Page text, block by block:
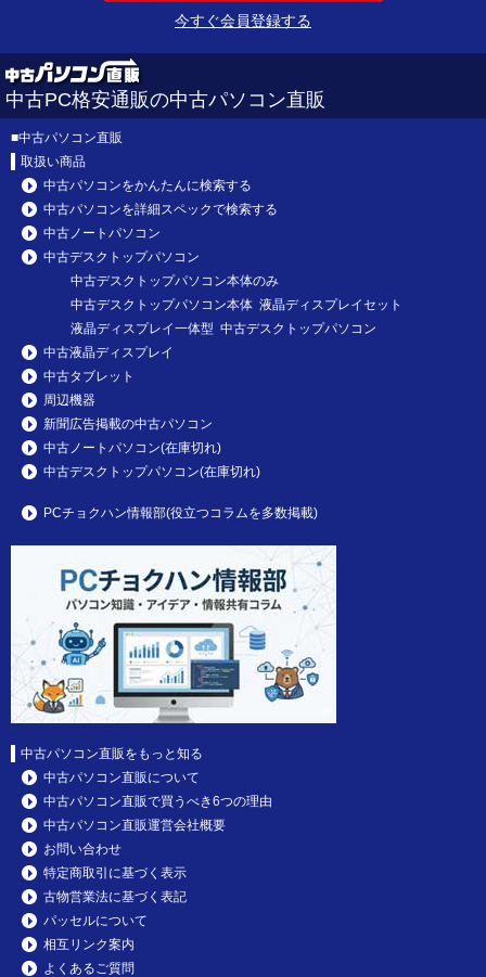
今すぐ会員登録する
中古PC格安通販の中古パソコン直販
■中古パソコン直販
取扱い商品
中古パソコンをかんたんに検索する
中古パソコンを詳細スペックで検索する
中古ノートパソコン
中古デスクトップパソコン
中古デスクトップパソコン本体のみ
中古デスクトップパソコン本体 液晶ディスプレイセット
液晶ディスプレイ一体型 中古デスクトップパソコン
中古液晶ディスプレイ
中古タブレット
周辺機器
新聞広告掲載の中古パソコン
中古ノートパソコン(在庫切れ)
中古デスクトップパソコン(在庫切れ)
PCチョクハン情報部(役立つコラムを多数掲載)
中古パソコン直販をもっと知る
中古パソコン直販について
中古パソコン直販で買うべき6つの理由
中古パソコン直販運営会社概要
お問い合わせ
特定商取引に基づく表示
古物営業法に基づく表記
パッセルについて
相互リンク案内
よくあるご質問